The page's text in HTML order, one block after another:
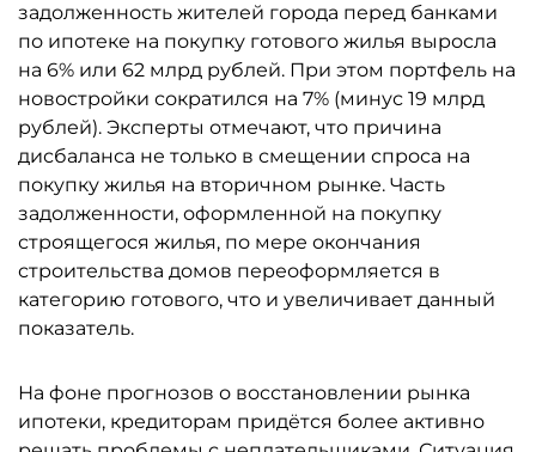
задолженность жителей города перед банками
по ипотеке на покупку готового жилья выросла
на 6% или 62 млрд рублей. При этом портфель на
новостройки сократился на 7% (минус 19 млрд
рублей). Эксперты отмечают, что причина
дисбаланса не только в смещении спроса на
покупку жилья на вторичном рынке. Часть
задолженности, оформленной на покупку
строящегося жилья, по мере окончания
строительства домов переоформляется в
категорию готового, что и увеличивает данный
показатель.
На фоне прогнозов о восстановлении рынка
ипотеки, кредиторам придётся более активно